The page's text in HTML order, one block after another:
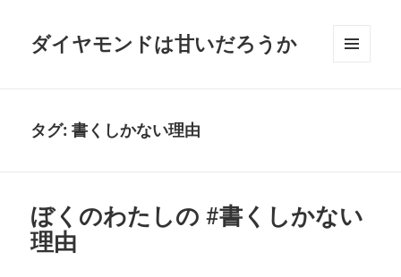
ダイヤモンドは甘いだろうか
タグ:書くしかない理由
ぼくのわたしの #書くしかない
理由